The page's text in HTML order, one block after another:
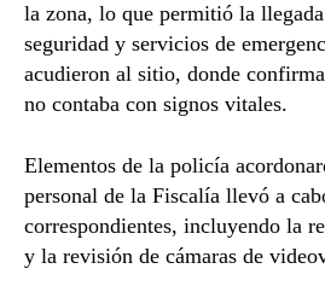
la zona, lo que permitió la
seguridad y servicios de
acudieron al sitio, donde
no contaba con signos vitales.
Elementos de la policía
personal de la Fiscalía llevó a
correspondientes, incluyendo la
y la revisión de cámaras de